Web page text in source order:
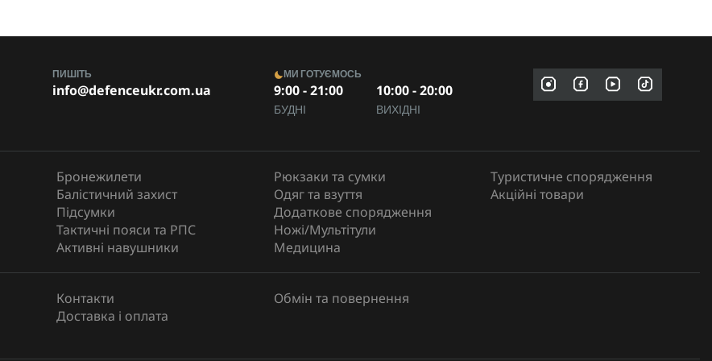
ПИШІТЬ
info@defenceukr.com.ua
МИ ГОТУЄМОСЬ
9:00 - 21:00
БУДНІ
10:00 - 20:00
ВИХІДНІ
Бронежилети
Балістичний захист
Підсумки
Тактичні пояси та РПС
Активні навушники
Рюкзаки та сумки
Одяг та взуття
Додаткове спорядження
Ножі/Мультітули
Медицина
Туристичне спорядження
Акційні товари
Контакти
Доставка і оплата
Обмін та повернення